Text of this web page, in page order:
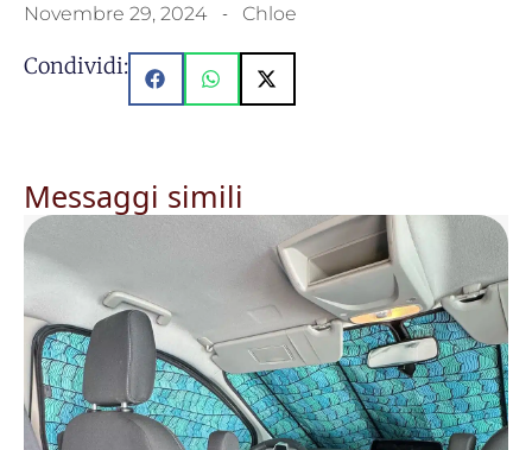
Novembre 29, 2024 Chloe
Condividi:
Messaggi simili